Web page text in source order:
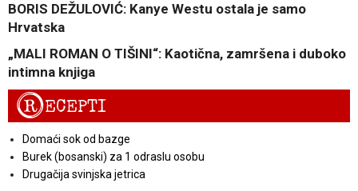
BORIS DEŽULOVIĆ: Kanye Westu ostala je samo
Hrvatska
„MALI ROMAN O TIŠINI“: Kaotična, zamršena i duboko
intimna knjiga
RECEPTI
Domaći sok od bazge
Burek (bosanski) za 1 odraslu osobu
Drugačija svinjska jetrica